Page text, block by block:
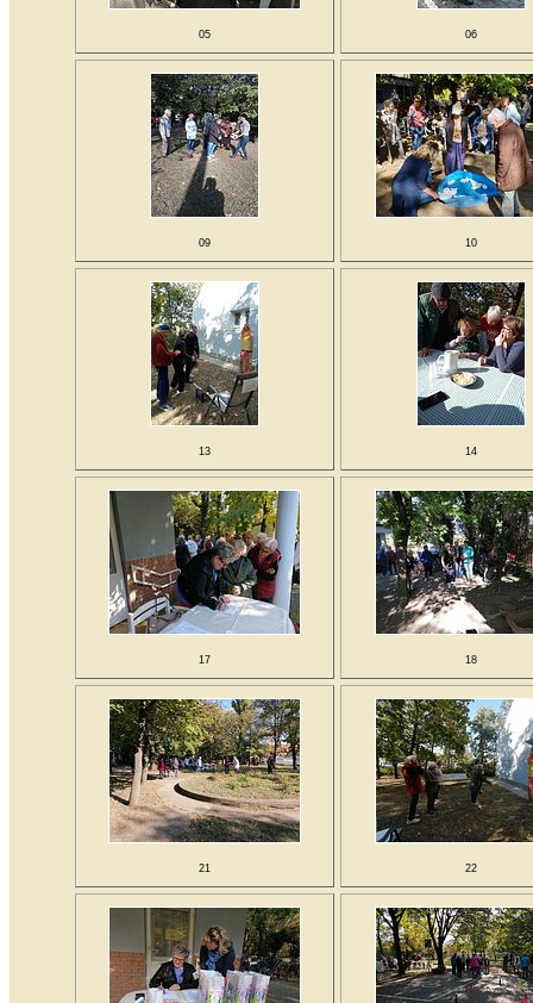
05 06
09 10
13 14
17 18
21 22